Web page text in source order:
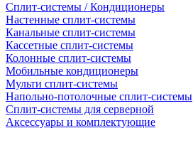
Сплит-системы / Кондиционеры
Настенные сплит-системы
Канальные сплит-системы
Кассетные сплит-системы
Колонные сплит-системы
Мобильные кондиционеры
Мульти сплит-системы
Напольно-потолочные сплит-системы
Сплит-системы для серверной
Аксессуары и комплектующие